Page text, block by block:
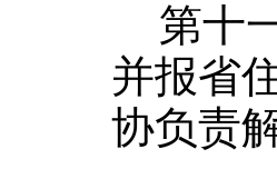
第十
并报省
协负责